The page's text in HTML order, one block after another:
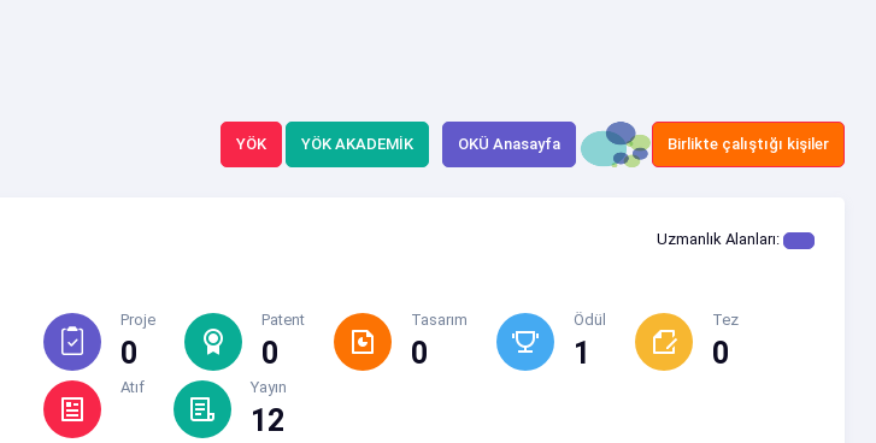
YÖK YÖK AKADEMİK OKÜ Anasayfa Birlikte çalıştığı kişiler
Uzmanlık Alanları:
Proje
0
Patent
0
Tasarım
0
Ödül
1
Tez
0
Atıf Yayın
12